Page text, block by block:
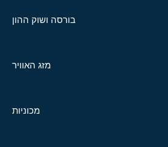
בורסה ושוק ההון
מזג האוויר
מכוניות